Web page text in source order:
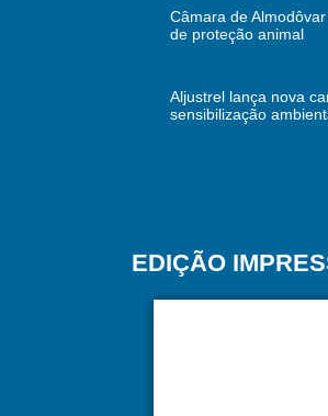
Câmara de
de proteção animal
Aljustrel lança nova
sensibilização
EDIÇÃO